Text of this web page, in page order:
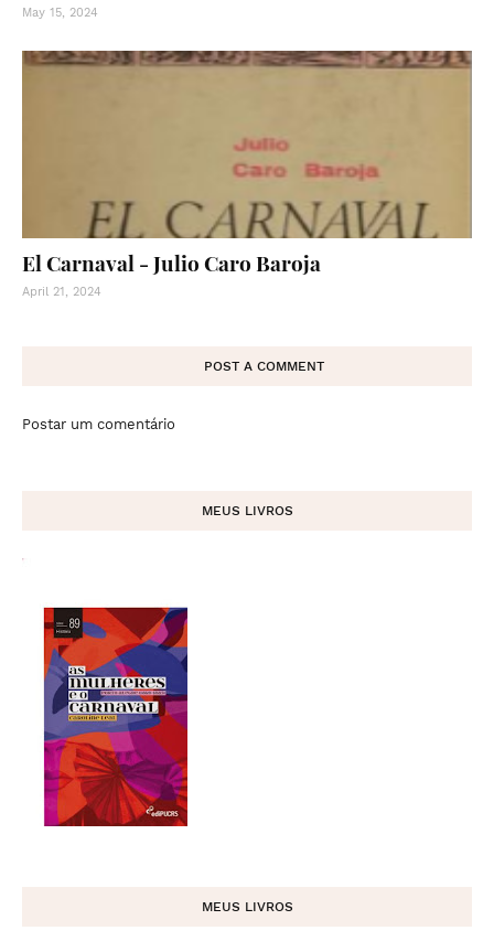
May 15, 2024
El Carnaval - Julio Caro Baroja
April 21, 2024
POST A COMMENT
Postar um comentário
MEUS LIVROS
MEUS LIVROS